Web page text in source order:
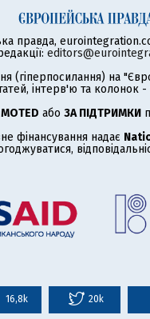
правда,
на
інтерв'ю та колонок -
або ЗА ПІДТРИМКИ
фінансування надає
16,8k 20k